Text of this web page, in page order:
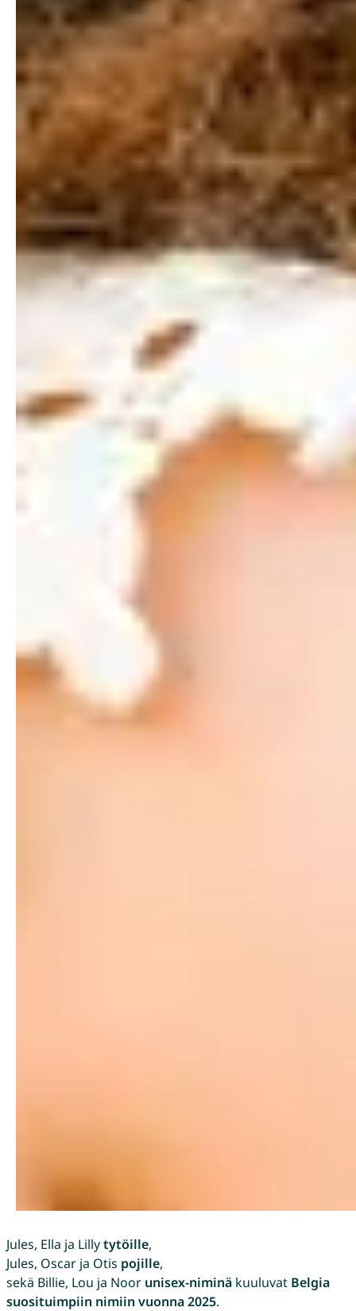
Jules, Ella ja Lillytytöille,
Jules, Oscar ja Otis pojille,
sekä Billie, Lou ja Noor unisex-niminäkuuluvat Belgia
suosituimpiin nimiin vuonna 2025.